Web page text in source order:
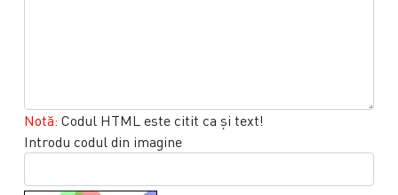
Notă: Codul HTML este citit ca şi text!
Introdu codul din imagine